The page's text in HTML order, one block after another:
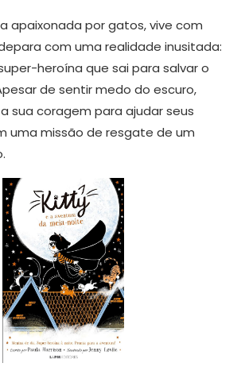
apaixonada por gatos, vive com
com uma realidade inusitada:
heroína que sai para salvar o
de sentir medo do escuro,
sua coragem para ajudar seus
uma missão de resgate de um